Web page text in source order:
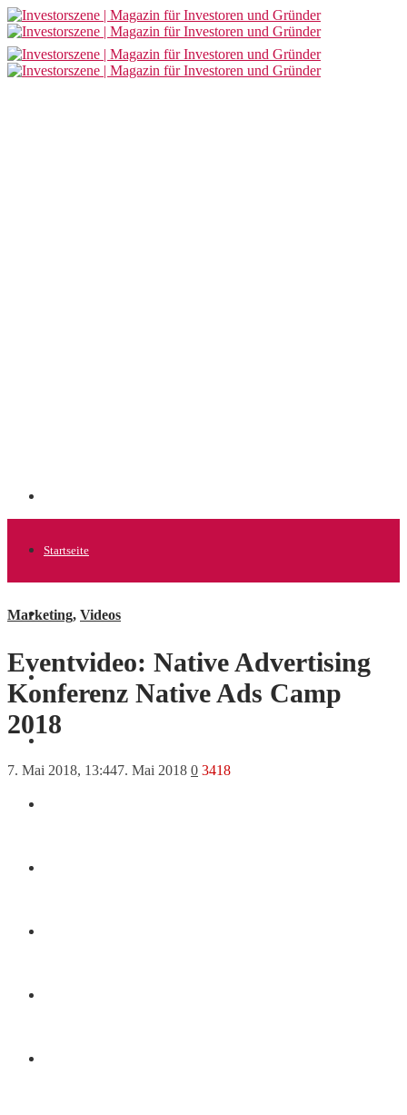
Startseite
Allgemein
Marketing, Videos
Eventvideo: Native Advertising
Konferenz Native Ads Camp
2018
7. Mai 2018, 13:447. Mai 2018 0 3418